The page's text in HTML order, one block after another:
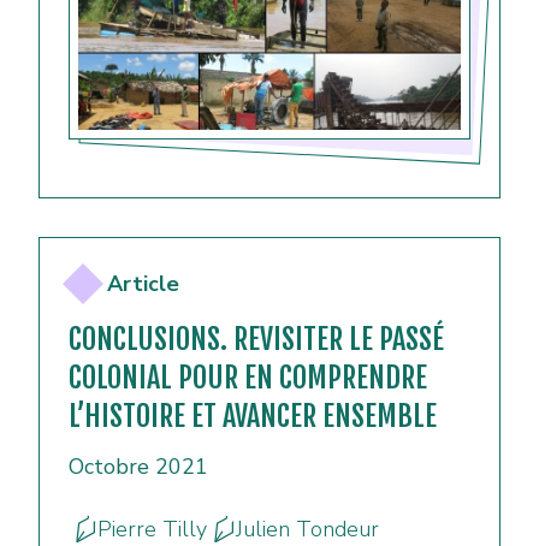
Article
CONCLUSIONS. REVISITER LE PASSÉ
COLONIAL POUR EN COMPRENDRE
L’HISTOIRE ET AVANCER ENSEMBLE
Octobre 2021
Pierre Tilly
Julien Tondeur